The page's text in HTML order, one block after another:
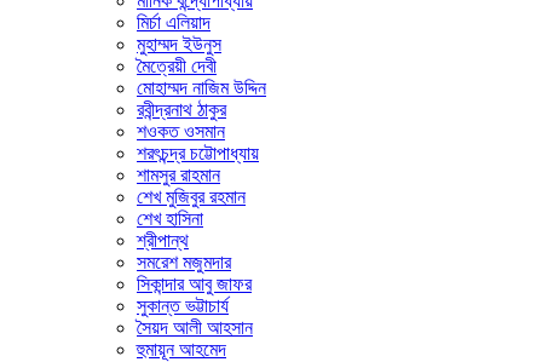
মির্চা এলিয়াদ
মুহাম্মদ ইউনুস
মৈত্রেয়ী দেবী
মোহাম্মদ নাজিম উদ্দিন
রবীন্দ্রনাথ ঠাকুর
শওকত ওসমান
শরৎচন্দ্র চট্টোপাধ্যায়
শামসুর রাহমান
শেখ মুজিবুর রহমান
শেখ হাসিনা
শ্রীপান্থ
সমরেশ মজুমদার
সিকান্দার আবু জাফর
সুকান্ত ভট্টাচার্য
সৈয়দ আলী আহসান
হুমায়ূন আহমেদ